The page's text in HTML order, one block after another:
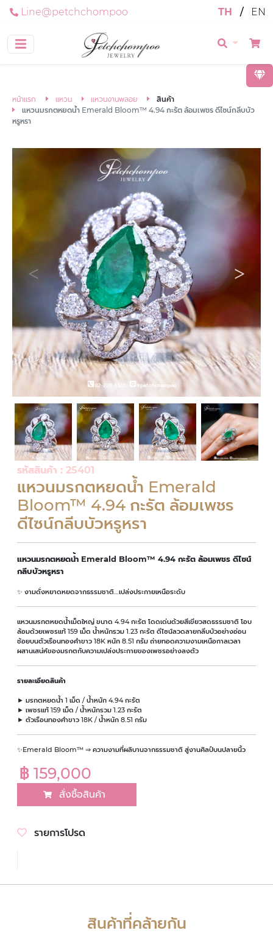
Line@petchchompoo TH / EN
หน้าแรก แหวน แหวนงานพลอย
สินค้า
แหวนมรกตหยดน้ำ Emerald Bloom™ 4.94 กะรัต ล้อมเพชร ดีไซน์กลีบบัว
หรูหรา
รหัสสินค้า : 25401
แหวนมรกตหยดน้ำ Emerald
Bloom™ 4.94 กะรัต ล้อมเพชร
ดีไซน์กลีบบัวหรูหรา
แหวนมรกตหยดน้ำ Emerald Bloom™ 4.94 กะรัต ล้อมเพชร ดีไซน์
กลีบบัวหรูหรา
✨ งามดั่งหยาดหยดจากธรรมชาติ…เปล่งประกายเหนือระดับ
แหวนมรกตหยดน้ำเม็ดใหญ่ ขนาด 4.94 กะรัต โดดเด่นด้วยสีเขียวสดธรรมชาติ โอบ
ล้อมด้วยเพชรแท้ 159 เม็ด น้ำหนักรวม 1.23 กะรัต ดีไซน์ลวดลายกลีบบัวอย่างอ่อน
ช้อยบนตัวเรือนทองคำขาว 18K หนัก 8.51 กรัม ถ่ายทอดความงามเหนือกาลเวลา
ผสานเสน่ห์ของมรกตกับความเปล่งประกายของเพชรอย่างลงตัว
รายละเอียดสินค้า
► มรกตหยดน้ำ 1 เม็ด / น้ำหนัก 4.94 กะรัต
► เพชรแท้ 159 เม็ด / น้ำหนักรวม 1.23 กะรัต
► ตัวเรือนทองคำขาว 18K / น้ำหนัก 8.51 กรัม
✨Emerald Bloom™ ⇒ ความงามที่ผลิบานจากธรรมชาติ สู่งานศิลป์บนปลายนิ้ว
฿ 159,000
สั่งซื้อสินค้า
รายการโปรด
สินค้าที่คล้ายกัน